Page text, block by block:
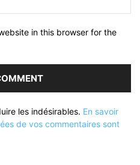
in this browser for the
les indésirables. En savoir
de vos commentaires sont